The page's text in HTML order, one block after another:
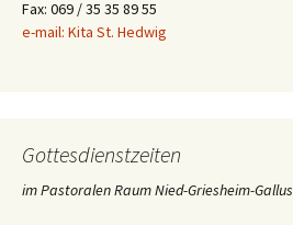
Fax: 069 / 35 35 89 55
e-mail: Kita St. Hedwig
Gottesdienstzeiten
im Pastoralen Raum Nied-Griesheim-Gallus